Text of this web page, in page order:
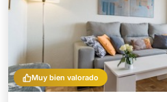
Muy bien valorado